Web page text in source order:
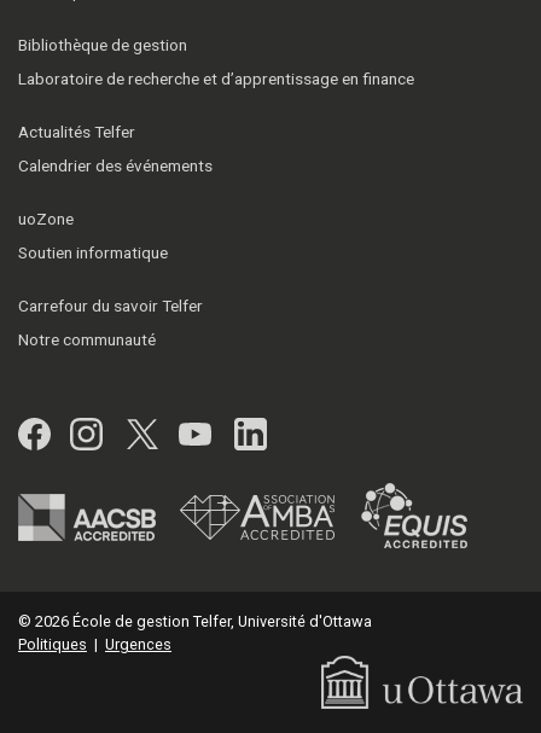
Bibliothèque de gestion
Laboratoire de recherche et d’apprentissage en finance
Actualités Telfer
Calendrier des événements
uoZone
Soutien informatique
Carrefour du savoir Telfer
Notre communauté
Facebook
Instagram
Twitter
YouTubeLinkedIn
© 2026 École de gestion Telfer, Université d'Ottawa
Politiques | Urgences